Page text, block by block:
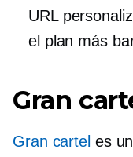
URL
el plan más
Gran
Gran cartel es